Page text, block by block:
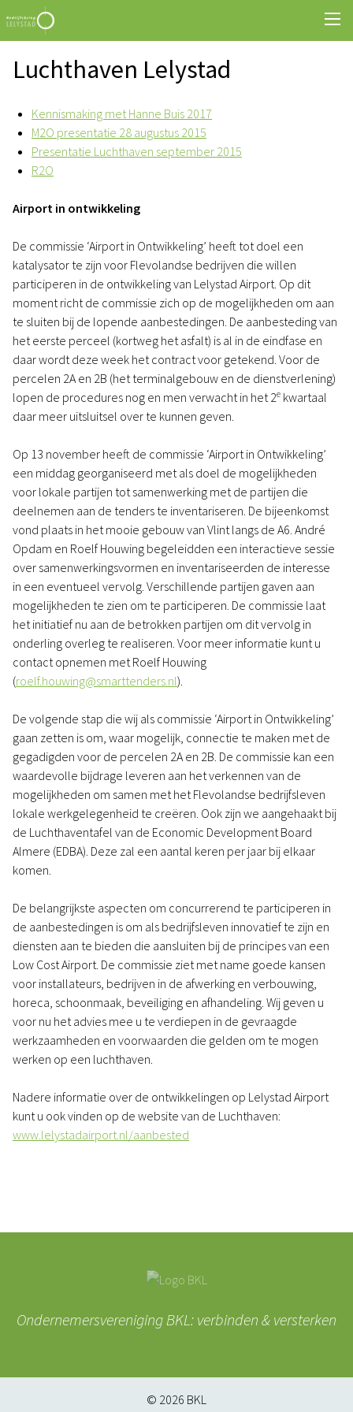
Luchthaven Lelystad
Kennismaking met Hanne Buis 2017
M2O presentatie 28 augustus 2015
Presentatie Luchthaven september 2015
R2O
Airport in ontwikkeling
De commissie ‘Airport in Ontwikkeling’ heeft tot doel een
katalysator te zijn voor Flevolandse bedrijven die willen
participeren in de ontwikkeling van Lelystad Airport. Op dit
moment richt de commissie zich op de mogelijkheden om aan
te sluiten bij de lopende aanbestedingen. De aanbesteding van
het eerste perceel (kortweg het asfalt) is al in de eindfase en
daar wordt deze week het contract voor getekend. Voor de
percelen 2A en 2B (het terminalgebouw en de dienstverlening)
lopen de procedures nog en men verwacht in het 2e kwartaal
daar meer uitsluitsel over te kunnen geven.
Op 13 november heeft de commissie ‘Airport in Ontwikkeling’
een middag georganiseerd met als doel de mogelijkheden
voor lokale partijen tot samenwerking met de partijen die
deelnemen aan de tenders te inventariseren. De bijeenkomst
vond plaats in het mooie gebouw van Vlint langs de A6. André
Opdam en Roelf Houwing begeleidden een interactieve sessie
over samenwerkingsvormen en inventariseerden de interesse
in een eventueel vervolg. Verschillende partijen gaven aan
mogelijkheden te zien om te participeren. De commissie laat
het initiatief nu aan de betrokken partijen om dit vervolg in
onderling overleg te realiseren. Voor meer informatie kunt u
contact opnemen met Roelf Houwing
(roelf.houwing@smarttenders.nl).
De volgende stap die wij als commissie ‘Airport in Ontwikkeling’
gaan zetten is om, waar mogelijk, connectie te maken met de
gegadigden voor de percelen 2A en 2B. De commissie kan een
waardevolle bijdrage leveren aan het verkennen van de
mogelijkheden om samen met het Flevolandse bedrijfsleven
lokale werkgelegenheid te creëren. Ook zijn we aangehaakt bij
de Luchthaventafel van de Economic Development Board
Almere (EDBA). Deze zal een aantal keren per jaar bij elkaar
komen.
De belangrijkste aspecten om concurrerend te participeren in
de aanbestedingen is om als bedrijfsleven innovatief te zijn en
diensten aan te bieden die aansluiten bij de principes van een
Low Cost Airport. De commissie ziet met name goede kansen
voor installateurs, bedrijven in de afwerking en verbouwing,
horeca, schoonmaak, beveiliging en afhandeling. Wij geven u
voor nu het advies mee u te verdiepen in de gevraagde
werkzaamheden en voorwaarden die gelden om te mogen
werken op een luchthaven.
Nadere informatie over de ontwikkelingen op Lelystad Airport
kunt u ook vinden op de website van de Luchthaven:
www.lelystadairport.nl/aanbested
Ondernemersvereniging BKL: verbinden & versterken
© 2026 BKL